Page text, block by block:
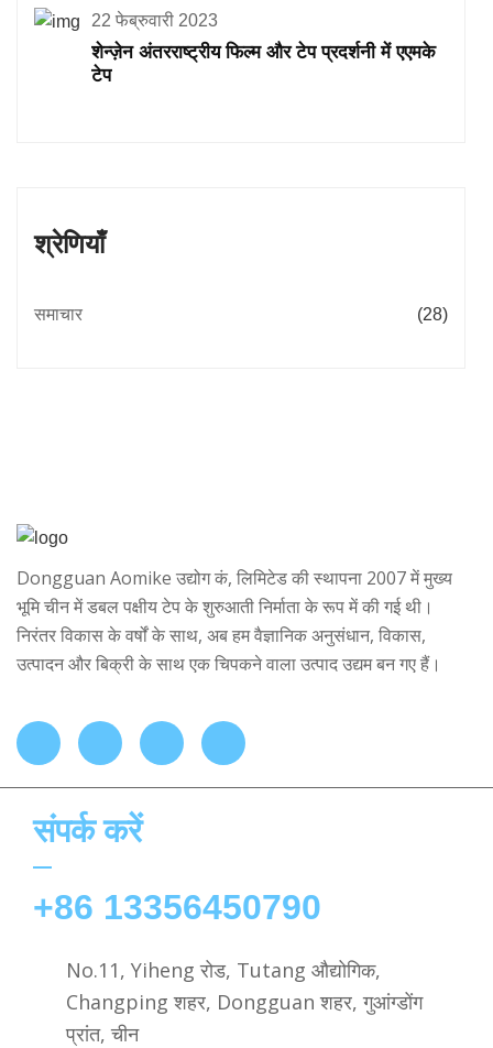
22 फेब्रुवारी 2023
शेन्ज़ेन अंतरराष्ट्रीय फिल्म और टेप प्रदर्शनी में एएमके
टेप
श्रेणियाँ
समाचार (28)
Dongguan Aomike उद्योग कं, लिमिटेड की स्थापना 2007 में मुख्य
भूमि चीन में डबल पक्षीय टेप के शुरुआती निर्माता के रूप में की गई थी।
निरंतर विकास के वर्षों के साथ, अब हम वैज्ञानिक अनुसंधान, विकास,
उत्पादन और बिक्री के साथ एक चिपकने वाला उत्पाद उद्यम बन गए हैं।
संपर्क करें
+86 13356450790
No.11, Yiheng रोड, Tutang औद्योगिक,
Changping शहर, Dongguan शहर, गुआंग्डोंग
प्रांत, चीन